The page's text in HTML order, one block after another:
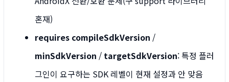
혼재)
requires compileSdkVersion /
minSdkVersion / targetSdkVersion: 특정 플러
그인이 요구하는 SDK 레벨이 현재 설정과 안 맞음